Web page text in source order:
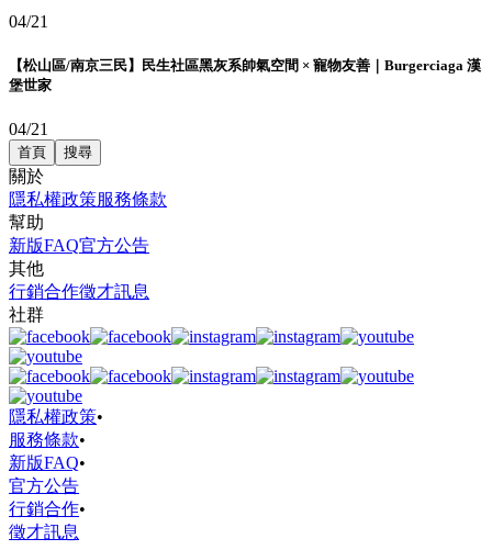
04/21
【松山區/南京三民】民生社區黑灰系帥氣空間 × 寵物友善｜Burgerciaga 漢
堡世家
04/21
首頁 搜尋
關於
隱私權政策服務條款
幫助
新版FAQ官方公告
其他
行銷合作徵才訊息
社群
隱私權政策•
服務條款•
新版FAQ•
官方公告
行銷合作•
徵才訊息